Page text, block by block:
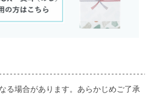
る場合があります。あらかじめご了承